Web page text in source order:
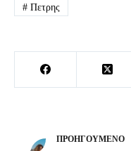
#Πετρης
ΠΡΟΗΓΟΎΜΕΝΟ